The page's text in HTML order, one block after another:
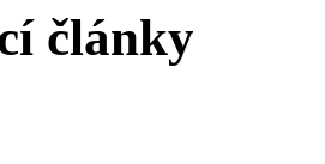
články